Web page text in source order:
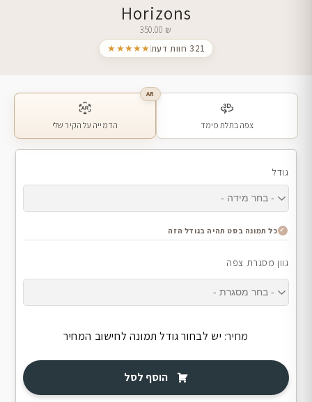
Horizons
350.00 ₪
★★★★★
321 חוות דעת
צפה בתלת מימד
AR
הדמייה על הקיר שלי
גודל
כל תמונה בסט תהיה בגודל הזה
גוון מסגרת צפה
מחיר: יש לבחור גודל תמונה לחישוב המחיר
הוסף לסל